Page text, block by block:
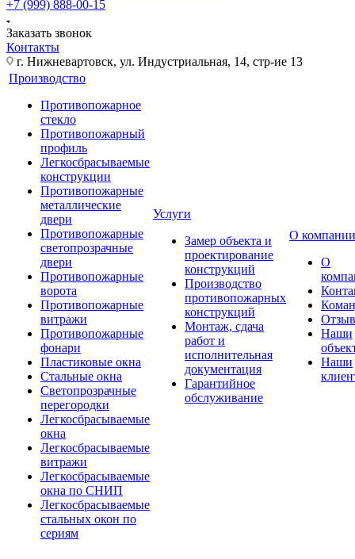
+7 (999) 888-00-15
Заказать звонок
Контакты
г. Нижневартовск, ул. Индустриальная, 14, стр-ие 13
Производство
Противопожарное
стекло
Противопожарный
профиль
Легкосбрасываемые
конструкции
Противопожарные
металлические
двери
Противопожарные
светопрозрачные
двери
Противопожарные
ворота
Противопожарные
витражи
Противопожарные
фонари
Пластиковые окна
Стальные окна
Светопрозрачные
перегородки
Легкосбрасываемые
окна
Легкосбрасываемые
витражи
Легкосбрасываемые
окна по СНИП
Легкосбрасываемые
стальных окон по
сериям
Услуги
Замер объекта и
проектирование
конструкций
Производство
противопожарных
конструкций
Монтаж, сдача
работ и
исполнительная
документация
Гарантийное
обслуживание
О компании
О
Наши
Наши